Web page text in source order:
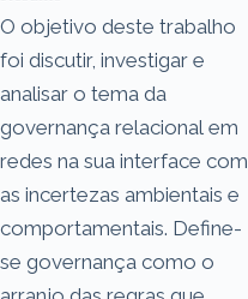
O objetivo deste trabalho
foi discutir, investigar e
analisar o tema da
governança relacional em
redes na sua interface com
as incertezas ambientais e
comportamentais. Define-
se governança como o